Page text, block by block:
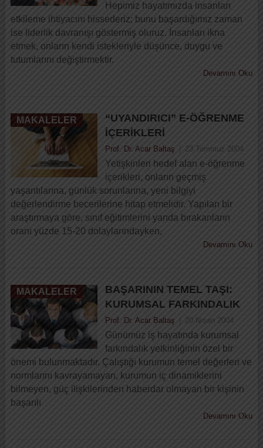
Hepimiz hayatımızda insanları
etkileme ihtiyacını hissederiz; bunu başardığımız zaman
ise liderlik davranışı göstermiş oluruz. İnsanları ikna
etmek, onların kendi istekleriyle düşünce, duygu ve
tutumlarını değiştirmektir.
Devamını Oku
MAKALELER
“UYANDIRICI” E-ÖĞRENME
İÇERIKLERI
Prof. Dr. Acar Baltaş 23 Temmuz 2004
Yetişkinleri hedef alan e-öğrenme
içerikleri, onların geçmiş
yaşantılarına, günlük sorunlarına, yeni bilgiyi
değerlendirme becerilerine hitap etmelidir. Yapılan bir
araştırmaya göre, sınıf eğitimlerini yarıda bırakanların
oranı yüzde 15-20 dolaylarındayken,
Devamını Oku
MAKALELER
BAŞARININ TEMEL TAŞI:
KURUMSAL FARKINDALIK
Prof. Dr. Acar Baltaş 20 Nisan 2004
Günümüz iş hayatında kurumsal
farkındalık yetkinliğinin özel bir
önemi bulunmaktadır. Çalıştığı kurumun temel değerleri ve
normlarını kavrayamayan, kurumun iç dinamiklerini
bilmeyen, güç ilişkilerinden haberdar olmayan bir kişinin
başarılı
Devamını Oku